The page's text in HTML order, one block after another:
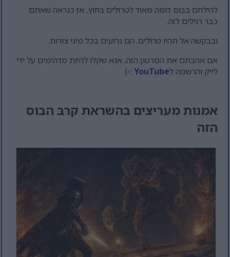
להילחם בבוס דומה מאוד לטרולים בחוץ, אז כנראה שאתם
כבר רגילים לזה.
ובבקשה אל תהיו טרולים. הם גרועים בכל מיני צורות.
אם אהבתם את הסרטון הזה, אנא שקלו להיות מדהימים על ידי
לייק והרשמה לYouTube
:-)
אמנות מעריצים בהשראת קרב הבוס
הזה